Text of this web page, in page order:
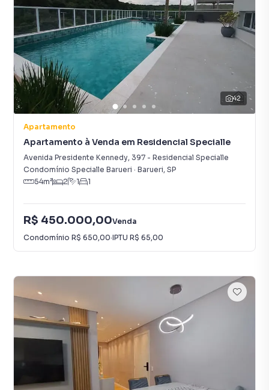
42
Apartamento
Apartamento à Venda em Residencial Specialle
Avenida Presidente Kennedy, 397 - Residencial Specialle
Condomínio Specialle Barueri · Barueri, SP
54m² 2 1 1
R$ 450.000,00Venda
Condomínio R$ 650,00·IPTU R$ 65,00